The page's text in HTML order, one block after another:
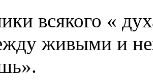
всякого «
живыми и